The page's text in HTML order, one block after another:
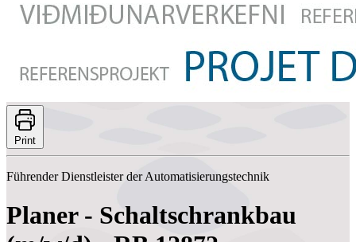
Print
Führender Dienstleister der Automatisierungstechnik
Planer - Schaltschrankbau